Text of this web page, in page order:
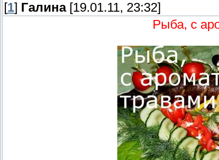
[1] Галина[19.01.11, 23:32]
Рыба, с